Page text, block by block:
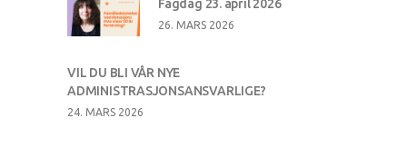
Fagdag 23. april 2026
26. MARS 2026
VIL DU BLI VÅR NYE
ADMINISTRASJONSANSVARLIGE?
24. MARS 2026